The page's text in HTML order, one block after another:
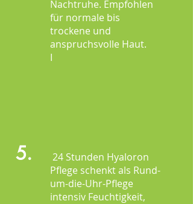
Nachtruhe. Empfohlen
für normale bis
trockene und
anspruchsvolle Haut.
I
5.
24 Stunden Hyaloron
Pflege schenkt als Rund-
um-die-Uhr-Pflege
intensiv Feuchtigkeit,